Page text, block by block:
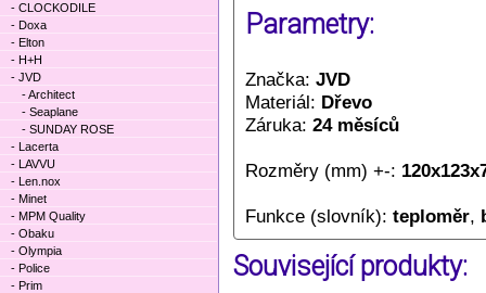
Parametry:
Značka: JVD
Materiál: Dřevo
Záruka: 24 měsíců
Rozměry (mm) +-:
Funkce (slovník): teploměr,
Související produkty:
- CLOCKODILE
- Doxa
- Elton
- H+H
- JVD
- Architect
- Seaplane
- SUNDAY ROSE
- Lacerta
- LAVVU
- Len.nox
- Minet
- MPM Quality
- Obaku
- Olympia
- Police
- Prim